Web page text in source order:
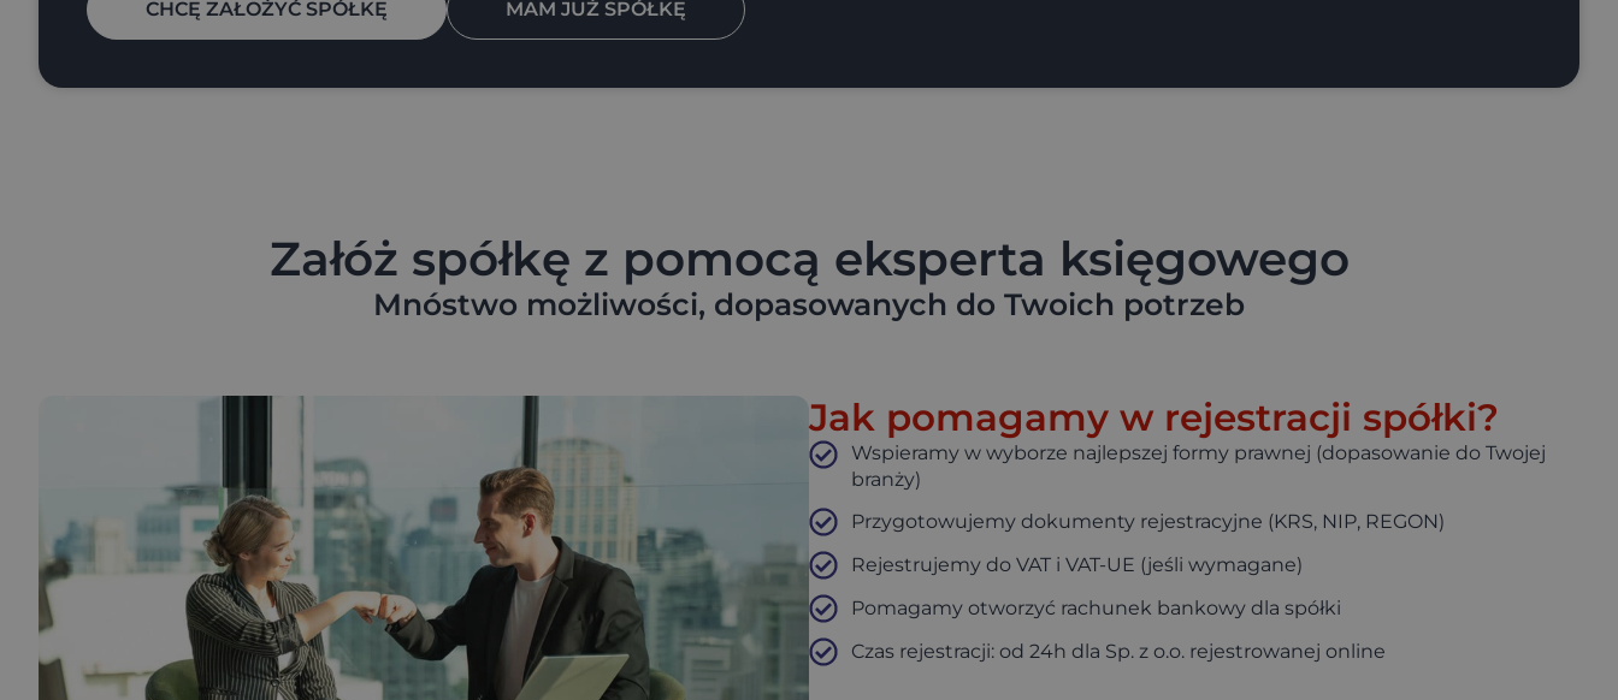
CHCĘ ZAŁOŻYĆ SPÓŁKĘ MAM JUŻ SPÓŁKĘ
Załóż spółkę z pomocą eksperta księgowego
Mnóstwo możliwości, dopasowanych do Twoich potrzeb​
Jak pomagamy w rejestracji spółki?
Wspieramy w wyborze najlepszej formy prawnej (dopasowanie do Twojej
branży)
Przygotowujemy dokumenty rejestracyjne (KRS, NIP, REGON)
Rejestrujemy do VAT i VAT-UE (jeśli wymagane)
Pomagamy otworzyć rachunek bankowy dla spółki
Czas rejestracji: od 24h dla Sp. z o.o. rejestrowanej online